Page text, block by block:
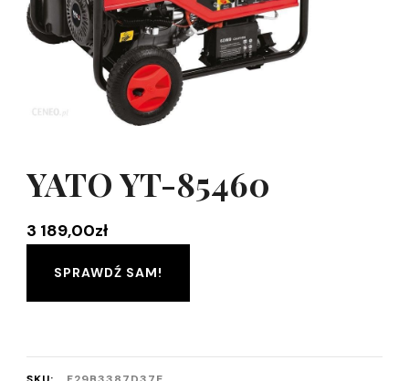
YATO YT-85460
3 189,00zł
SPRAWDŹ SAM!